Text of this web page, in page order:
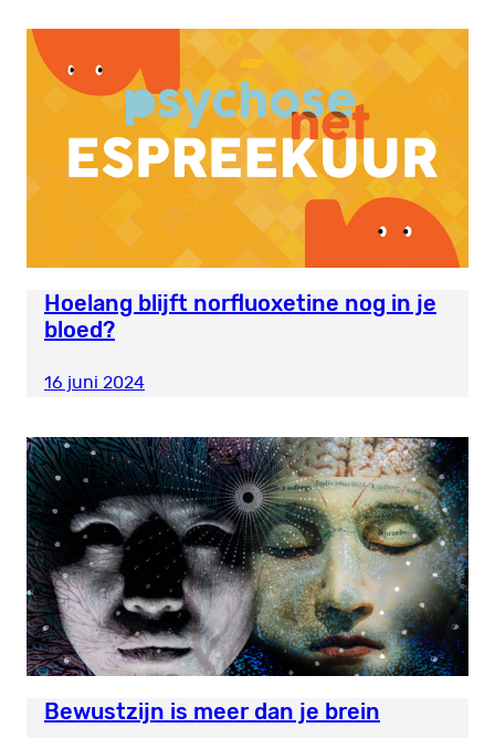
Hoelang blijft norfluoxetine nog in je
bloed?
16 juni 2024
Bewustzijn is meer dan je brein